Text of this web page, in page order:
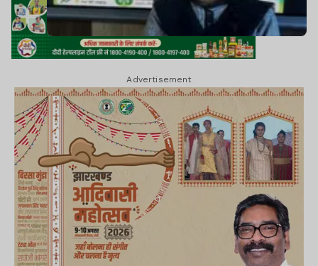
Advertisement